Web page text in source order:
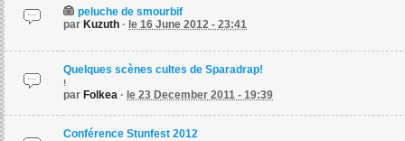
peluche de smourbif
par Kuzuth · le 16 June 2012 - 23:41
Quelques scènes cultes de Sparadrap!
!
par Folkea · le 23 December 2011 - 19:39
Conférence Stunfest 2012